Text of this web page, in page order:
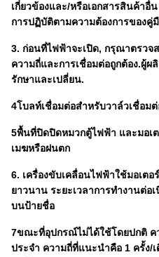
เกี่ยวข้องและ/หรือเอกสารสินค้าอื่
การปฏิบัติตามความต้องการของคู่
3. ก่อนที่ไฟฟ้าจะเปิด, กรุณาตรวจ
ความถี่และการเชื่อมต่อถูกต้อง.ผู้ผ
รักษาและเปลี่ยน.
4โบลท์เชื่อมต่อสําหรับวาล์วเชื่อม
5พื้นที่ปิดปิดหมวกตู้ไฟฟ้า และมอเ
เมฆหรือฝนตก
6. เครื่องขับเคลื่อนไฟฟ้าใช้มอเตอ
ยาวนาน ระยะเวลาการทํางานต่อ
บนป้ายชื่อ
7ขณะที่อุปกรณ์ไม่ได้ใช้โดยปกติ ค
ประจํา ความถี่ที่แนะนําคือ 1 ครั้ง/